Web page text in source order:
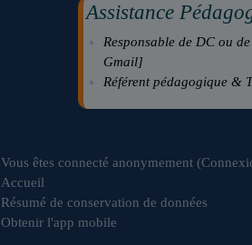
Assistance
Responsable de DC ou
Gmail]
Référent pédagogique &
Vous êtes connecté anonymement (
Accueil
Résumé de conservation de données
Obtenir l'app mobile